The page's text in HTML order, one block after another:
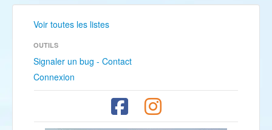
Voir toutes les listes
OUTILS
Signaler un bug - Contact
Connexion